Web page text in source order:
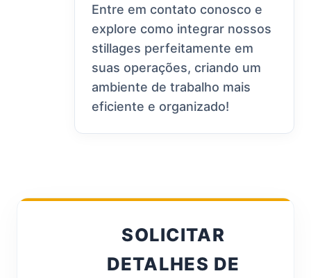
Entre em contato conosco e
explore como integrar nossos
stillages perfeitamente em
suas operações, criando um
ambiente de trabalho mais
eficiente e organizado!
SOLICITAR
DETALHES DE